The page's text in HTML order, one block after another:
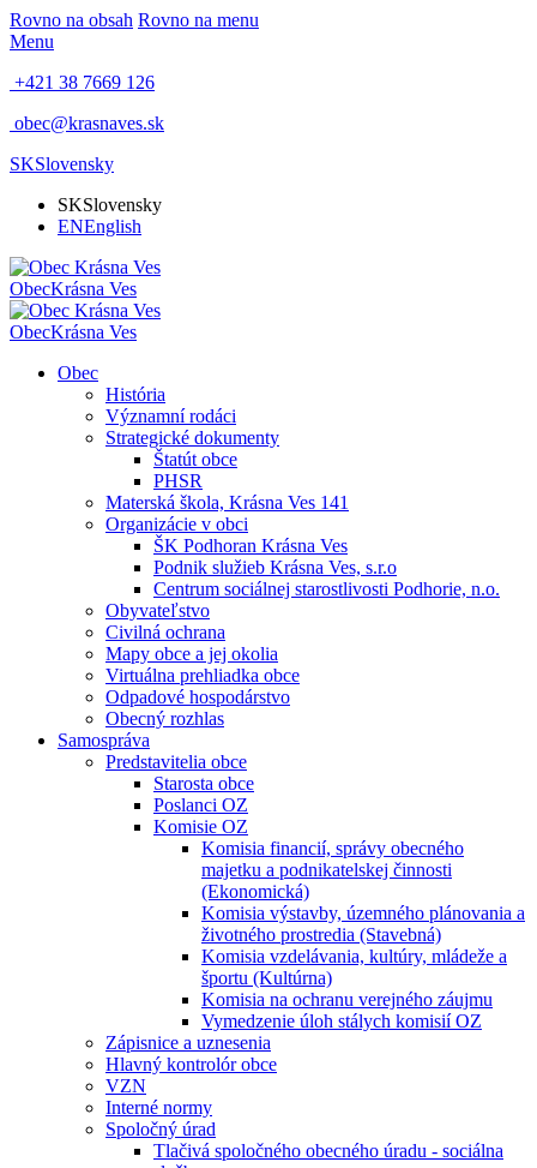
Rovno na obsah Rovno na menu
Menu
+421 38 7669 126
obec@krasnaves.sk
SKSlovensky
SKSlovensky
ENEnglish
ObecKrásna Ves
ObecKrásna Ves
Obec
História
Významní rodáci
Strategické dokumenty
Štatút obce
PHSR
Materská škola, Krásna Ves 141
Organizácie v obci
ŠK Podhoran Krásna Ves
Podnik služieb Krásna Ves, s.r.o
Centrum sociálnej starostlivosti Podhorie, n.o.
Obyvateľstvo
Civilná ochrana
Mapy obce a jej okolia
Virtuálna prehliadka obce
Odpadové hospodárstvo
Obecný rozhlas
Samospráva
Predstavitelia obce
Starosta obce
Poslanci OZ
Komisie OZ
Komisia financií, správy obecného
majetku a podnikatelskej činnosti
(Ekonomická)
Komisia výstavby, územného plánovania a
životného prostredia (Stavebná)
Komisia vzdelávania, kultúry, mládeže a
športu (Kultúrna)
Komisia na ochranu verejného záujmu
Vymedzenie úloh stálych komisií OZ
Zápisnice a uznesenia
Hlavný kontrolór obce
VZN
Interné normy
Spoločný úrad
Tlačivá spoločného obecného úradu - sociálna